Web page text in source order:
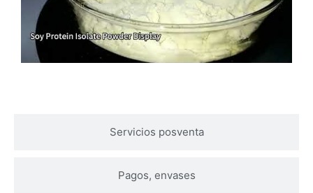
Servicios posventa
Pagos, envases